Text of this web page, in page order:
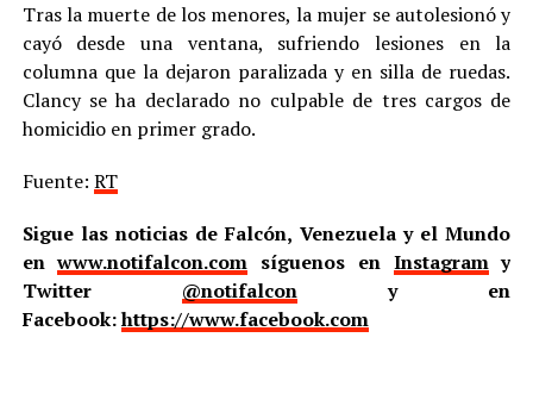
Tras la muerte de los menores, la mujer se autolesionó y
cayó desde una ventana, sufriendo lesiones en la
columna que la dejaron paralizada y en silla de ruedas.
Clancy se ha declarado no culpable de tres cargos de
homicidio en primer grado.
Fuente: RT
Sigue las noticias de Falcón, Venezuela y el Mundo
enwww.notifalcon.com síguenos en Instagramy
Twitter @notifalcony en
Facebook:https://www.facebook.com